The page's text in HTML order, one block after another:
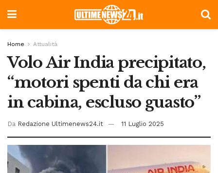
Home Attualità
Volo Air India precipitato,
“motori spenti da chi era
in cabina, escluso guasto”
Da Redazione Ultimenews24.it 11 Luglio 2025